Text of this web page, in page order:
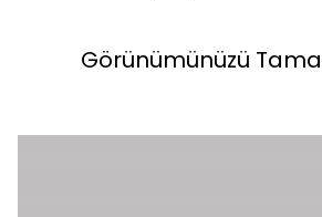
Görünümünüzü